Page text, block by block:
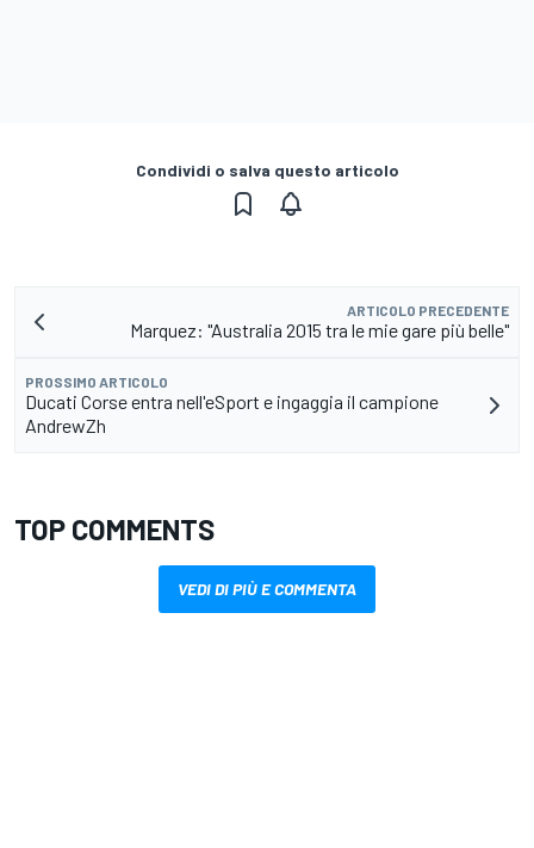
Condividi o salva questo articolo
ARTICOLO PRECEDENTE
Marquez: "Australia 2015 tra le mie gare più belle"
PROSSIMO ARTICOLO
Ducati Corse entra nell'eSport e ingaggia il campione
AndrewZh
TOP COMMENTS
VEDI DI PIÙ E COMMENTA